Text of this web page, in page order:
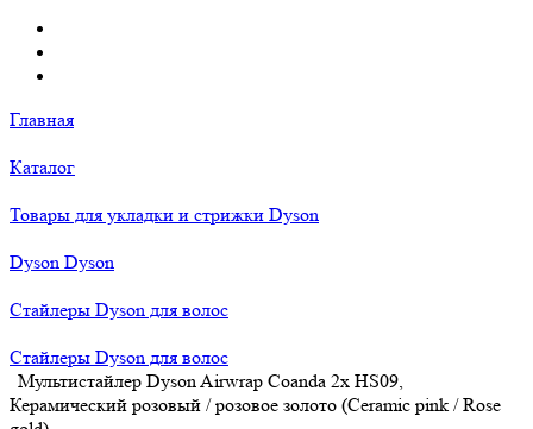
Главная
Каталог
Товары для укладки и стрижки Dyson
Dyson Dyson
Стайлеры Dyson для волос
Стайлеры Dyson для волос
Мультистайлер Dyson Airwrap Coanda 2x HS09,
Керамический розовый / розовое золото (Ceramic pink / Rose